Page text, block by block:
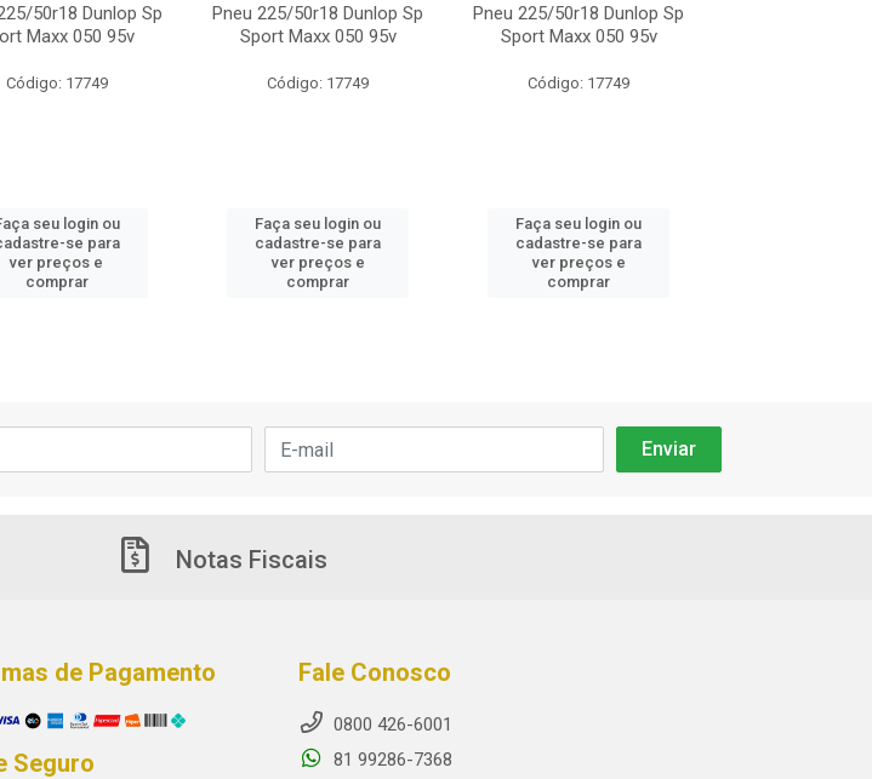
50r18 Dunlop Sp
Maxx 050 95v
Código: 17749
seu login ou
se para
ver preços e
comprar
Pneu 225/50r18 Dunlop Sp
Sport Maxx 050 95v
Código: 17749
Faça seu login ou
cadastre-se para
ver preços e
comprar
Pneu 225/50r18 Dunlop Sp
Sport Maxx 050 95v
Código: 17749
Faça seu login ou
cadastre-se para
ver preços e
comprar
Notas Fiscais
de Pagamento
Seguro
Fale Conosco
0800 426-6001
81 99286-7368